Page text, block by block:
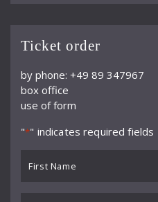
Bour Ernest
Büchner Georg
Burkhard Willy
Busch Adolf
Buß
Ticket order
by phone: +49 89 347967
box office
use of form
"*" indicates required fields
Name
*